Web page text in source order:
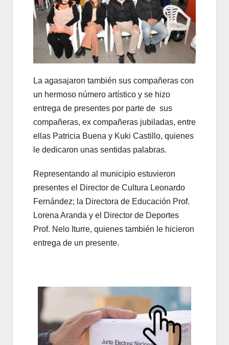
La agasajaron también sus compañeras con
un hermoso número artístico y se hizo
entrega de presentes por parte de sus
compañeras, ex compañeras jubiladas, entre
ellas Patricia Buena y Kuki Castillo, quienes
le dedicaron unas sentidas palabras.
Representando al municipio estuvieron
presentes el Director de Cultura Leonardo
Fernández; la Directora de Educación Prof.
Lorena Aranda y el Director de Deportes
Prof. Nelo Iturre, quienes también le hicieron
entrega de un presente.